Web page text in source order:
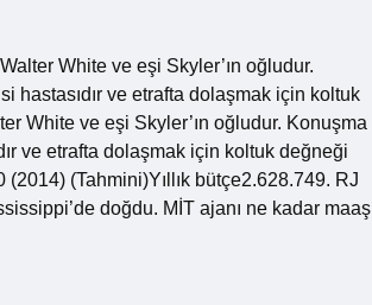
White ve eşi Skyler’ın oğludur.
hastasıdır ve etrafta dolaşmak için koltuk
White ve eşi Skyler’ın oğludur. Konuşma
ve etrafta dolaşmak için koltuk değneği
(2014) (Tahmini)Yıllık bütçe2.628.749. RJ
doğdu. MİT ajanı ne kadar maaş